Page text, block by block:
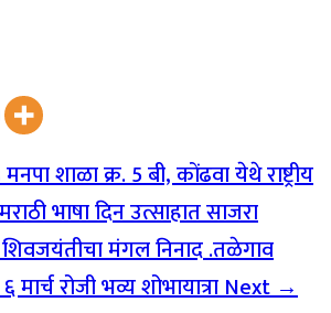
मनपा शाळा क्र. 5 बी, कोंढवा येथे राष्ट्रीय
भाषा दिन उत्साहात साजरा
मंगल निनाद .तळेगाव
मार्च रोजी भव्य शोभायात्राNext →